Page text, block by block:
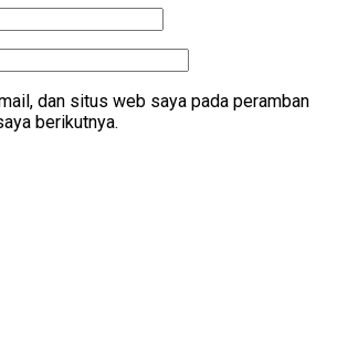
dan situs web saya pada peramban
berikutnya.